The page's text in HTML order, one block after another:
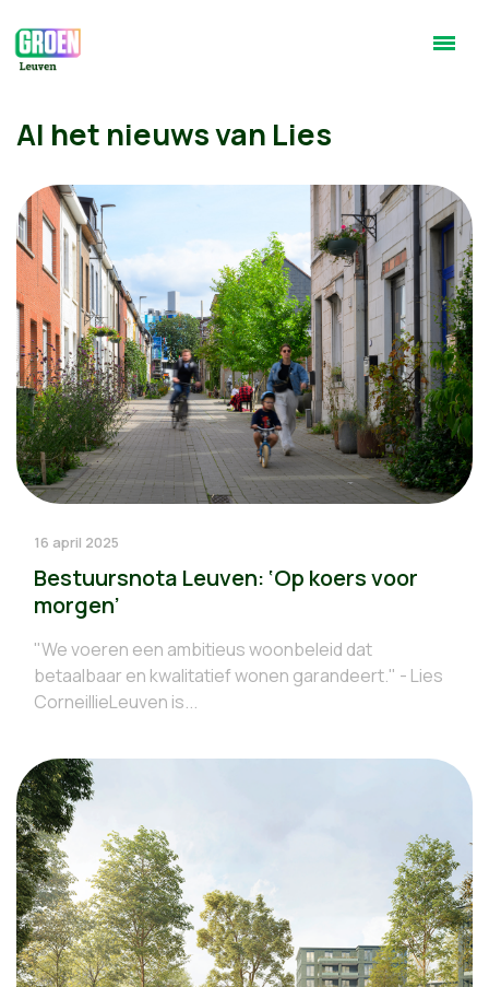
Al het nieuws van Lies
16 april 2025
Bestuursnota Leuven: ‘Op koers voor
morgen’
"We voeren een ambitieus woonbeleid dat
betaalbaar en kwalitatief wonen garandeert." - Lies
CorneillieLeuven is...